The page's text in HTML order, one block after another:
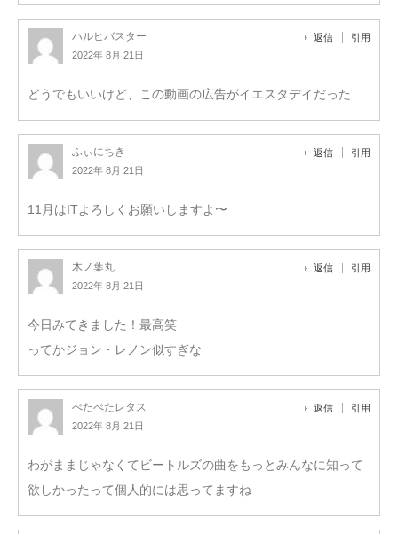
ハルヒバスター
2022年 8月 21日
返信 引用
どうでもいいけど、この動画の広告がイエスタデイだった
ふぃにちき
2022年 8月 21日
返信 引用
11月はITよろしくお願いしますよ〜
木ノ葉丸
2022年 8月 21日
返信 引用
今日みてきました！最高笑
ってかジョン・レノン似すぎな
べたべたレタス
2022年 8月 21日
返信 引用
わがままじゃなくてビートルズの曲をもっとみんなに知って
欲しかったって個人的には思ってますね